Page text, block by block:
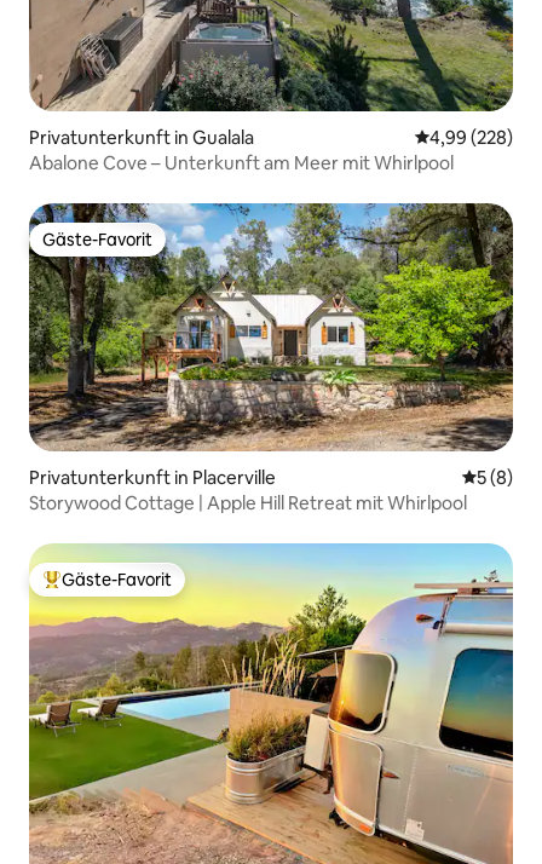
Privatunterkunft in Gualala
4,99 (228)
Abalone Cove – Unterkunft am Meer mit Whirlpool
Gäste-Favorit
Gäste-Favorit
Privatunterkunft in Placerville
5 (8)
Storywood Cottage | Apple Hill Retreat mit Whirlpool
Beliebter Gäste-Favorit.
Gäste-Favorit